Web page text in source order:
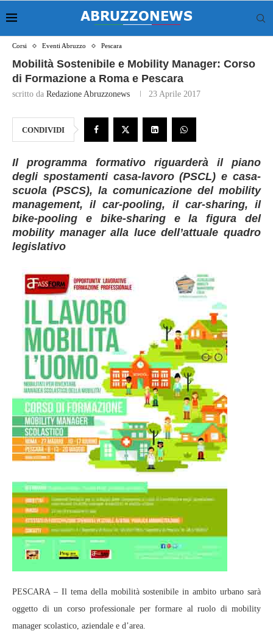
Corsi Eventi Abruzzo Pescara
Mobilità Sostenibile e Mobility Manager: Corso
di Formazione a Roma e Pescara
scritto da Redazione Abruzzonews 23 Aprile 2017
CONDIVIDI
Il programma formativo riguarderà il piano
degli spostamenti casa-lavoro (PSCL) e casa-
scuola (PSCS), la comunicazione del mobility
management, il car-pooling, il car-sharing, il
bike-pooling e bike-sharing e la figura del
mobility manager alla luce dell’attuale quadro
legislativo
PESCARA – Il tema della mobilità sostenibile in ambito urbano sarà
oggetto di un corso professionale per formare al ruolo di mobility
manager scolastico, aziendale e d’area.